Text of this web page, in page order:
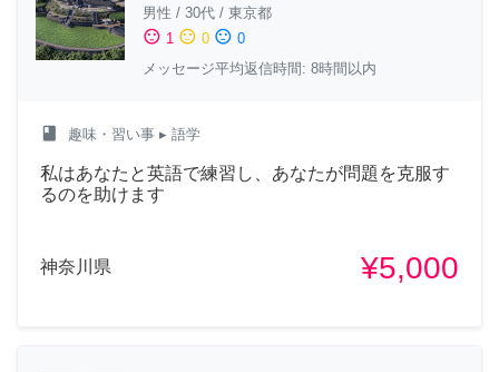
男性 / 30代 / 東京都
sentiment_satisfied 1 sentiment_neutral 0 sentiment_dissatisfied 0
メッセージ平均返信時間: 8時間以内
class 趣味・習い事 ▸ 語学
私はあなたと英語で練習し、あなたが問題を克服す
るのを助けます
神奈川県 ¥5,000